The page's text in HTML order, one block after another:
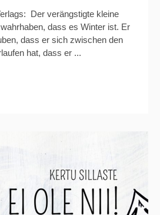
Der verängstigte kleine
dass es Winter ist. Er
dass er sich zwischen den
hat, dass er ...